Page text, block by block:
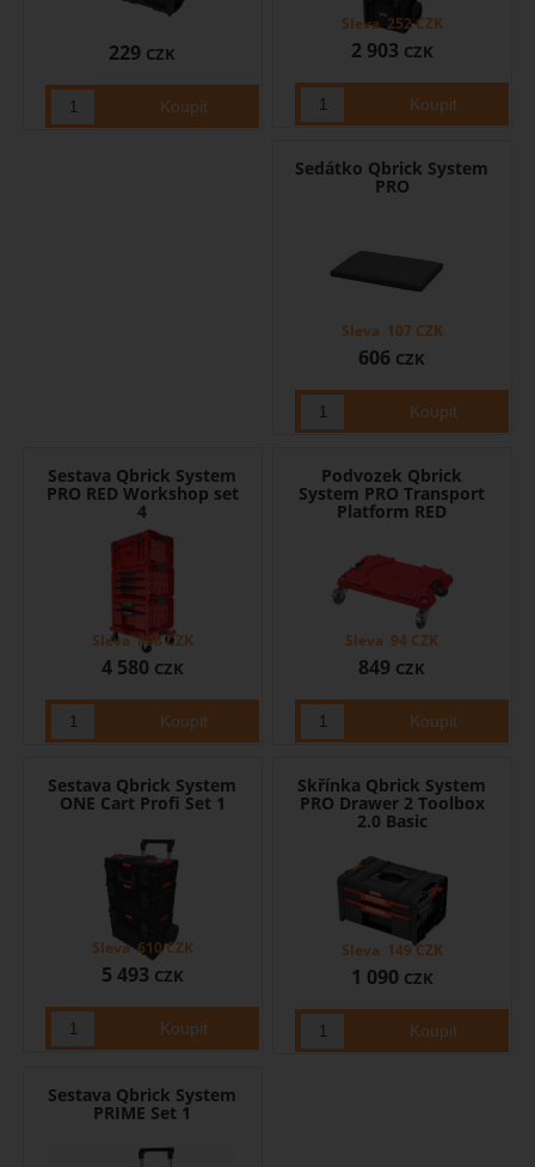
229 CZK 2 903 CZK
Sleva 252CZK
Sedátko Qbrick System
PRO
606 CZK
Sleva 107 CZK
Sestava Qbrick System
PRO RED Workshop set
4
4 580 CZK
Sleva 808CZK
Podvozek Qbrick
System PRO Transport
Platform RED
849 CZK
Sleva 94 CZK
Sestava Qbrick System
ONE Cart Profi Set 1
5 493 CZK
Sleva 610CZK
Skřínka Qbrick System
PRO Drawer 2 Toolbox
2.0 Basic
1 090 CZK
Sleva 149CZK
Sestava Qbrick System
PRIME Set 1